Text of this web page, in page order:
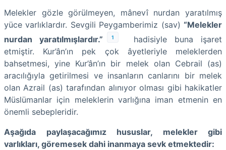
Melekler gözle görülmeyen, mânevî nurdan yaratılmış
yüce varlıklardır. Sevgili Peygamberimiz (sav) “Melekler
nurdan yaratılmışlardır.”
1
hadisiyle buna işaret
etmiştir. Kur’ân’ın pek çok âyetleriyle meleklerden
bahsetmesi, yine Kur’ân’ın bir melek olan Cebrail (as)
aracılığıyla getirilmesi ve insanların canlarını bir melek
olan Azrail (as) tarafından alınıyor olması gibi hakikatler
Müslümanlar için meleklerin varlığına iman etmenin en
önemli sebepleridir.
Aşağıda paylaşacağımız hususlar, melekler gibi
varlıkları, göremesek dahi inanmaya sevk etmektedir: